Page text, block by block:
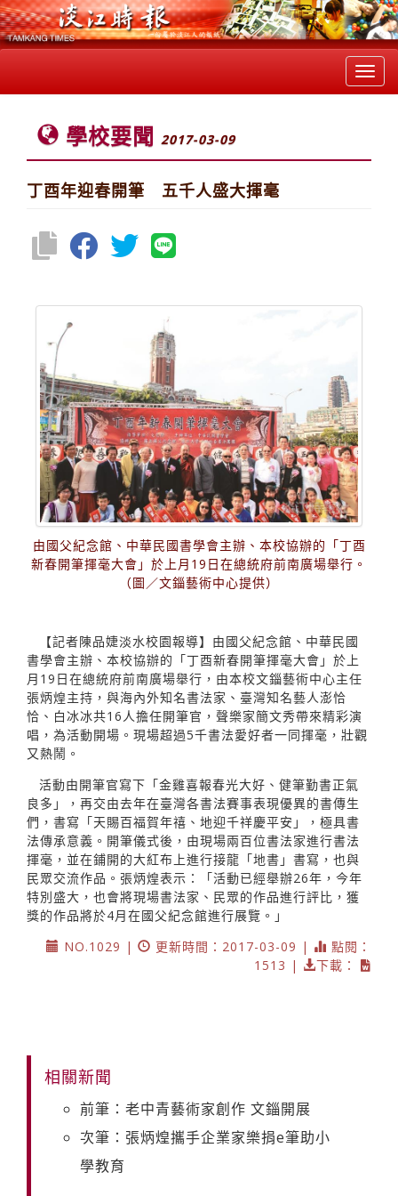
學校要聞 2017-03-09
丁酉年迎春開筆 五千人盛大揮毫
由國父紀念館、中華民國書學會主辦、本校協辦的「丁酉
新春開筆揮毫大會」於上月19日在總統府前南廣場舉行。
（圖／文錙藝術中心提供）
【記者陳品婕淡水校園報導】由國父紀念館、中華民國
書學會主辦、本校協辦的「丁酉新春開筆揮毫大會」於上
月19日在總統府前南廣場舉行，由本校文錙藝術中心主任
張炳煌主持，與海內外知名書法家、臺灣知名藝人澎恰
恰、白冰冰共16人擔任開筆官，聲樂家簡文秀帶來精彩演
唱，為活動開場。現場超過5千書法愛好者一同揮毫，壯觀
又熱鬧。
活動由開筆官寫下「金雞喜報春光大好、健筆勤書正氣
良多」，再交由去年在臺灣各書法賽事表現優異的書傳生
們，書寫「天賜百福賀年禧、地迎千祥慶平安」，極具書
法傳承意義。開筆儀式後，由現場兩百位書法家進行書法
揮毫，並在鋪開的大紅布上進行接龍「地書」書寫，也與
民眾交流作品。張炳煌表示：「活動已經舉辦26年，今年
特別盛大，也會將現場書法家、民眾的作品進行評比，獲
獎的作品將於4月在國父紀念館進行展覽。」
NO.1029 |
更新時間：2017-03-09 |
點閱：
1513 |
下載：
相關新聞
前筆：老中青藝術家創作 文錙開展
次筆：張炳煌攜手企業家樂捐e筆助小
學教育